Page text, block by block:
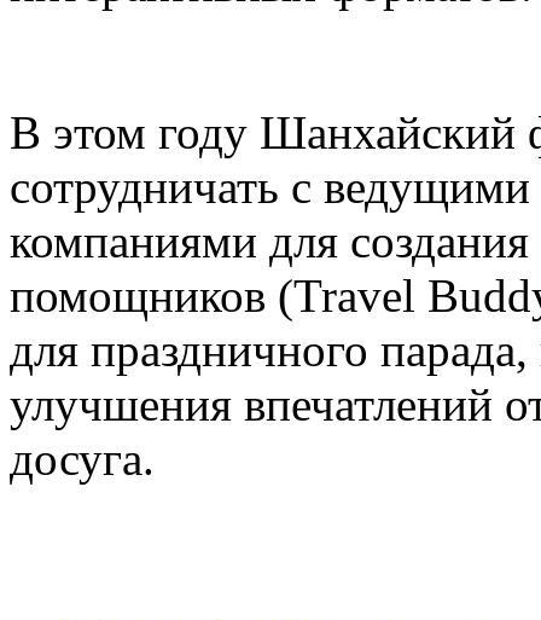
В этом году Шанхайский
сотрудничать с
компаниями для
помощников (Travel
для праздничного
улучшения впечатлений
досуга.